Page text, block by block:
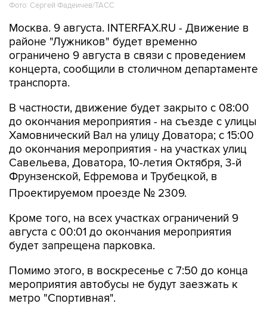
Фото: Сергей Фадеичев/ТАСС
Москва. 9 августа. INTERFAX.RU - Движение в
районе "Лужников" будет временно
ограничено 9 августа в связи с проведением
концерта, сообщили в столичном департаменте
транспорта.
В частности, движение будет закрыто с 08:00
до окончания мероприятия - на съезде с улицы
Хамовнический Вал на улицу Доватора; с 15:00
до окончания мероприятия - на участках улиц
Савельева, Доватора, 10-летия Октября, 3-й
Фрунзенской, Ефремова и Трубецкой, в
Проектируемом проезде № 2309.
Кроме того, на всех участках ограничений 9
августа с 00:01 до окончания мероприятия
будет запрещена парковка.
Помимо этого, в воскресенье с 7:50 до конца
мероприятия автобусы не будут заезжать к
метро "Спортивная".